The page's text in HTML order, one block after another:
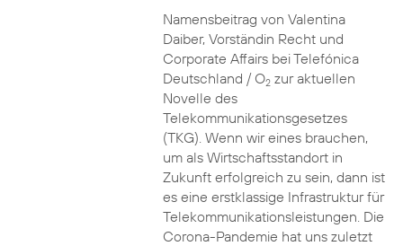
Namensbeitrag von Valentina
Daiber, Vorständin Recht und
Corporate Affairs bei Telefónica
Deutschland / O2zur aktuellen
Novelle des
Telekommunikationsgesetzes
(TKG). Wenn wir eines brauchen,
um als Wirtschaftsstandort in
Zukunft erfolgreich zu sein, dann ist
es eine erstklassige Infrastruktur für
Telekommunikationsleistungen. Die
Corona-Pandemie hat uns zuletzt